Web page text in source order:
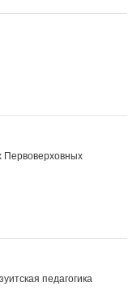
Первоверховных
педагогика